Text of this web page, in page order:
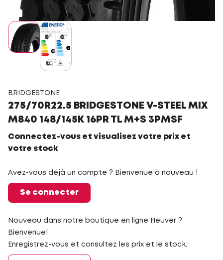
BRIDGESTONE
275/70R22.5 BRIDGESTONE V-STEEL MIX
M840 148/145K 16PR TL M+S 3PMSF
Connectez-vous et visualisez votre prix et
votre stock
Avez-vous déjà un compte ? Bienvenue à nouveau !
Se connecter
Nouveau dans notre boutique en ligne Heuver ?
Bienvenue!
Enregistrez-vous et consultez les prix et le stock.